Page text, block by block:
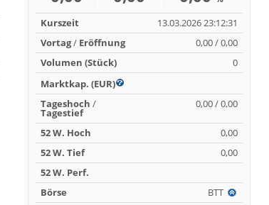
Kurszeit
13.03.2026 23:12:31
Vortag/ Eröffnung
0,00 / 0,00
Volumen (Stück)
0
Marktkap. (EUR)
Tageshoch /
Tagestief
0,00 / 0,00
52 W. Hoch
0,00
52 W. Tief
0,00
52 W. Perf.
Börse
BTT